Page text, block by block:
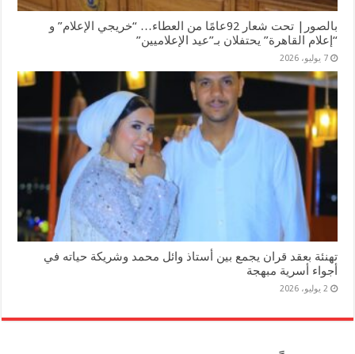
بالصور| تحت شعار 92عامًا من العطاء… “خريجي الإعلام” و
“إعلام القاهرة” يحتفلان بـ”عيد الإعلاميين”
7 يوليو، 2026
تهنئة بعقد قران يجمع بين أستاذ وائل محمد وشريكة حياته في
أجواء أسرية مبهجة
2 يوليو، 2026